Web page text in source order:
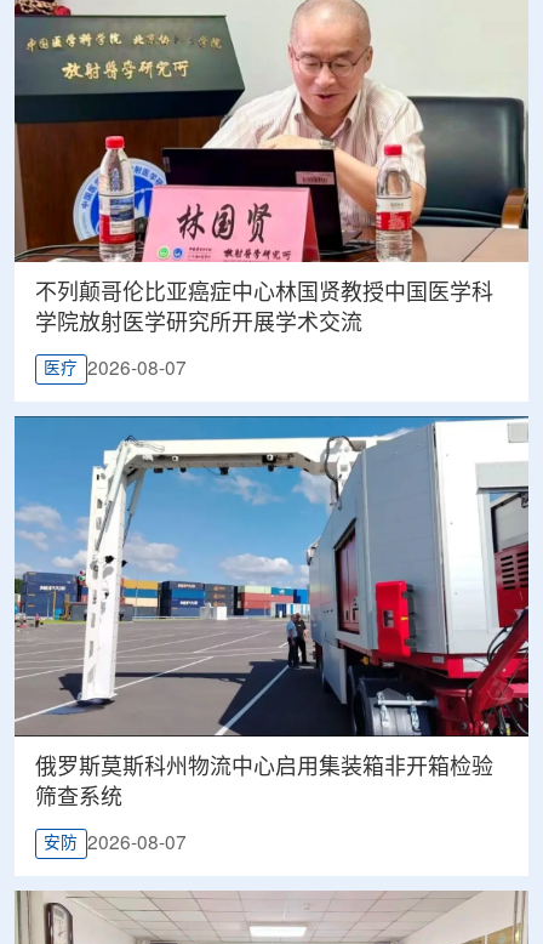
不列颠哥伦比亚癌症中心林国贤教授中国医学科
学院放射医学研究所开展学术交流
医疗 2026-08-07
俄罗斯莫斯科州物流中心启用集装箱非开箱检验
筛查系统
安防 2026-08-07